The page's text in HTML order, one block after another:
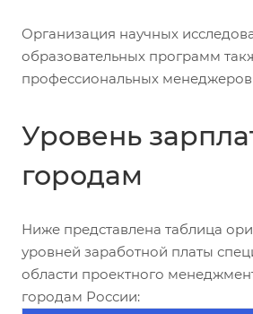
Организация научных
образовательных программ
профессиональных менеджеров
Уровень
городам
Ниже представлена таблица
уровней заработной платы
области проектного
городам России: